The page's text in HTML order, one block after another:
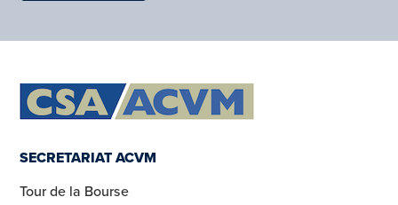
SECRETARIAT ACVM
Tour de la Bourse